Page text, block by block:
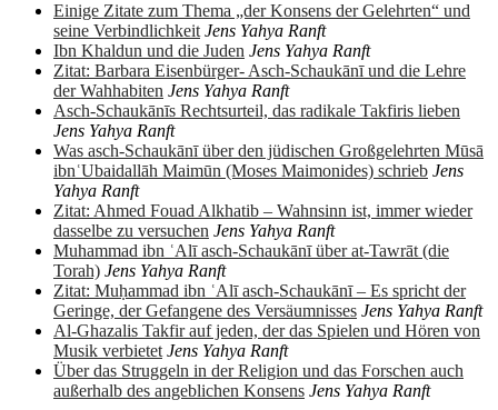
Einige Zitate zum Thema „der Konsens der Gelehrten“ und
seine Verbindlichkeit Jens Yahya Ranft
Ibn Khaldun und die Juden Jens Yahya Ranft
Zitat: Barbara Eisenbürger- Asch-Schaukānī und die Lehre
der Wahhabiten Jens Yahya Ranft
Asch-Schaukānīs Rechtsurteil, das radikale Takfiris lieben
Jens Yahya Ranft
Was asch-Schaukānī über den jüdischen Großgelehrten Mūsā
ibnʿUbaidallāh Maimūn (Moses Maimonides) schrieb Jens
Yahya Ranft
Zitat: Ahmed Fouad Alkhatib – Wahnsinn ist, immer wieder
dasselbe zu versuchen Jens Yahya Ranft
Muhammad ibn ʿAlī asch-Schaukānī über at-Tawrāt (die
Torah) Jens Yahya Ranft
Zitat: Muḥammad ibn ʿAlī asch-Schaukānī – Es spricht der
Geringe, der Gefangene des Versäumnisses Jens Yahya Ranft
Al-Ghazalis Takfir auf jeden, der das Spielen und Hören von
Musik verbietet Jens Yahya Ranft
Über das Struggeln in der Religion und das Forschen auch
außerhalb des angeblichen Konsens Jens Yahya Ranft